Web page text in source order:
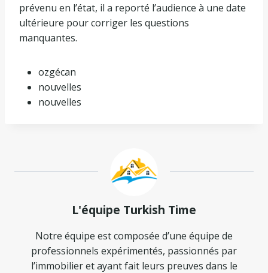
prévenu en l’état, il a reporté l’audience à une date
ultérieure pour corriger les questions
manquantes.
ozgécan
nouvelles
nouvelles
L'équipe Turkish Time
Notre équipe est composée d’une équipe de
professionnels expérimentés, passionnés par
l’immobilier et ayant fait leurs preuves dans le